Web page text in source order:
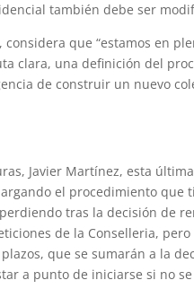
también debe ser
considera que “estamos en
clara, una definición del
de construir un nuevo
Javier Martínez, esta
el procedimiento que
tras la decisión de
de la Conselleria,
que se sumarán a la
a punto de iniciarse si no